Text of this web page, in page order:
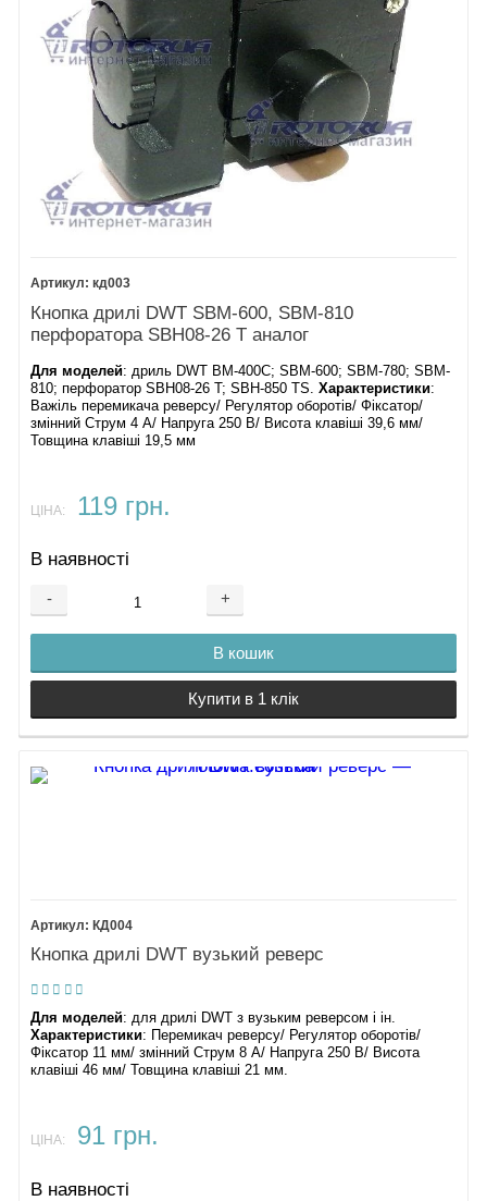
кд003
Кнопка дрилі DWT SBM-600, SBM-810
перфоратора SBH08-26 T аналог
Для моделей: дриль DWT BM-400C; SBM-600; SBM-780; SBM-
810; перфоратор SBH08-26 T; SBH-850 TS.Характеристики:
Важіль перемикача реверсу/ Регулятор оборотів/ Фіксатор/
змінний Струм 4 А/ Напруга 250 В/ Висота клавіші 39,6 мм/
Товщина клавіші 19,5 мм
ЦІНА: 119 грн.
В наявності
- +
В кошик
Купити в 1 клік
КД004
Кнопка дрилі DWT вузький реверс
Для моделей: для дрилі DWT з вузьким реверсом і ін.
Характеристики: Перемикач реверсу/ Регулятор оборотів/
Фіксатор 11 мм/ змінний Струм 8 А/ Напруга 250 В/ Висота
клавіші 46 мм/ Товщина клавіші 21 мм.
ЦІНА: 91 грн.
В наявності